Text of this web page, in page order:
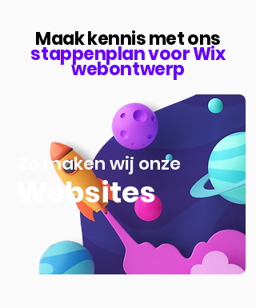
Maak kennis met ons
stappenplan voor Wix
webontwerp
Zo maken wij onze
Websites